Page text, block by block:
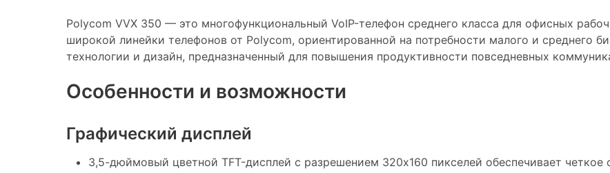
Polycom VVX 350 — это многофункциональный VoIP-телефон среднего класса для офисных
широкой линейки телефонов от Polycom, ориентированной на потребности малого и среднего
технологии и дизайн, предназначенный для повышения продуктивности повседневных
Особенности и возможности
Графический дисплей
3,5-дюймовый цветной TFT-дисплей с разрешением 320x160 пикселей обеспечивает